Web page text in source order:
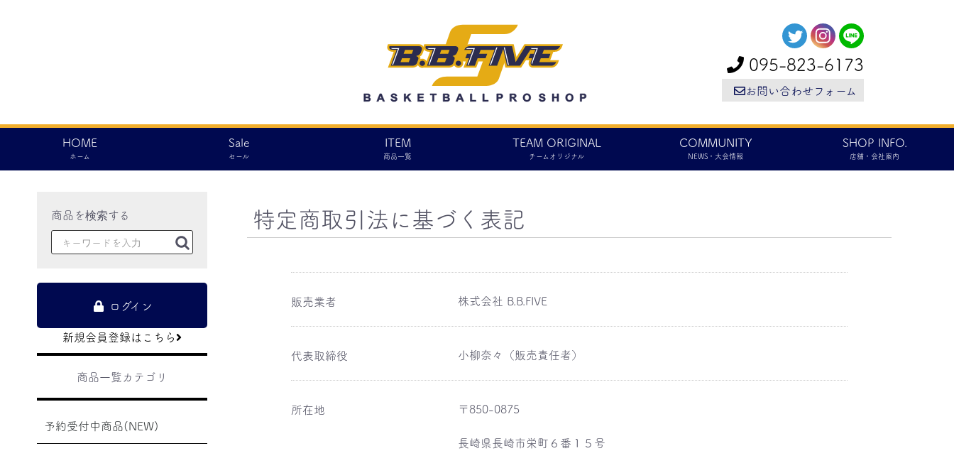
095-823-6173
お問い合わせフォーム
HOME
ホーム
Sale
セール
ITEM
商品一覧
TEAM ORIGINAL
チームオリジナル
COMMUNITY
NEWS・大会情報
SHOP INFO.
店舗・会社案内
ログイン
新規会員登録はこちら
商品一覧カテゴリ
予約受付中商品(NEW)
特定商取引法に基づく表記
販売業者 株式会社 B.B.FIVE
代表取締役 小柳奈々（販売責任者）
所在地 〒850-0875
長崎県長崎市栄町６番１５号